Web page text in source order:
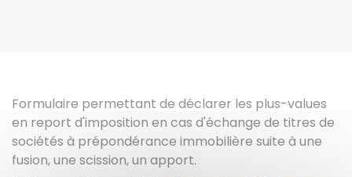
Formulaire permettant de déclarer les plus-values
en report d'imposition en cas d'échange de titres de
sociétés à prépondérance immobilière suite à une
fusion, une scission, un apport.